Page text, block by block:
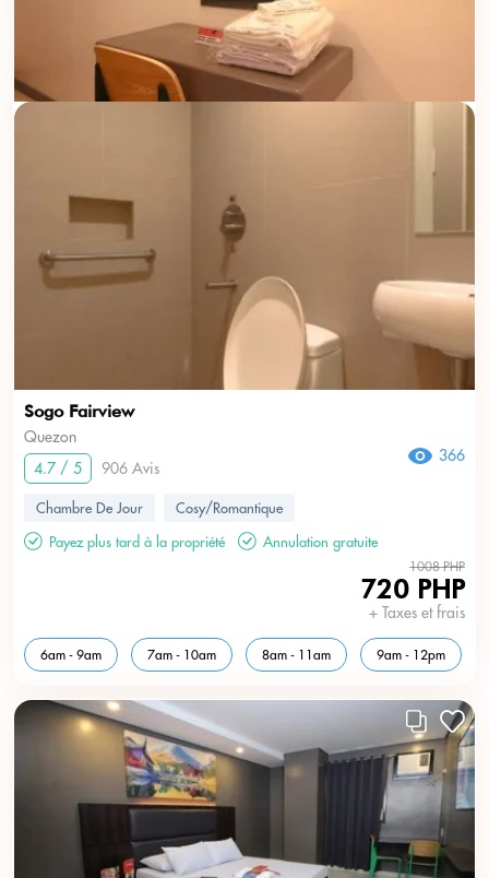
Sogo Fairview
Quezon
4.7 / 5
906 Avis
366
Chambre De Jour
Cosy/Romantique
Payez plus tard à la propriété
Annulation gratuite
1008 PHP
720 PHP
+ Taxes et frais
6am - 9am 7am - 10am 8am - 11am 9am - 12pm